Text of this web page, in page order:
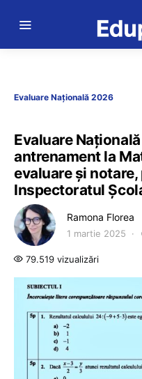
Evaluare Națională 2026
Evaluare
antrenament la
evaluare și
Inspectoratul
Ramona Florea
1 martie 2025
79.519 vizualizări